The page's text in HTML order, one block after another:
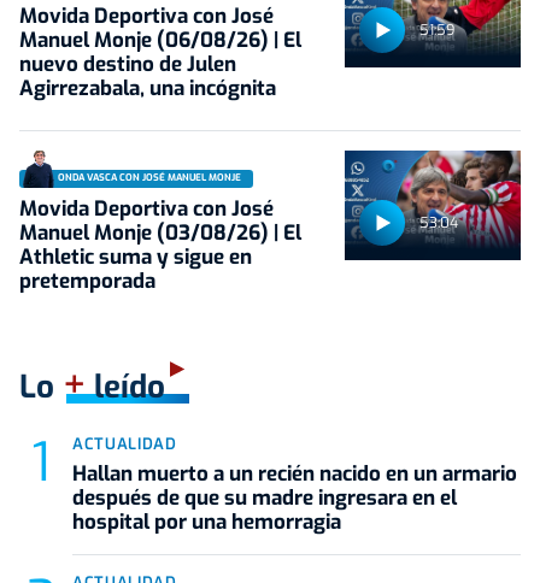
51:59
Movida Deportiva con José
Manuel Monje (06/08/26) | El
nuevo destino de Julen
Agirrezabala, una incógnita
53:04
ONDA VASCA CON JOSÉ MANUEL MONJE
Movida Deportiva con José
Manuel Monje (03/08/26) | El
Athletic suma y sigue en
pretemporada
Lo +leído
ACTUALIDAD
Hallan muerto a un recién nacido en un armario
después de que su madre ingresara en el
hospital por una hemorragia